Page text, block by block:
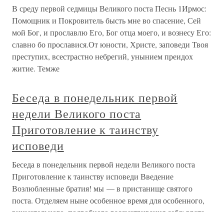
В среду первой седмицы Великого поста Песнь 1Ирмос:
Помощник и Покровитель бысть мне во спасение, Сей
мой Бог, и прославлю Его, Бог отца моего, и вознесу Его:
славно бо прославися.От юности, Христе, заповеди Твоя
преступих, всестрастно небрегий, унынием преидох
житие. Темже
Беседа в понедельник первой
недели Великого поста
Приготовление к таинству
исповеди
Беседа в понедельник первой недели Великого поста
Приготовление к таинству исповеди Введение
Возлюбленные братия! мы — в пристанище святого
поста. Отделяем ныне особенное время для особенного,